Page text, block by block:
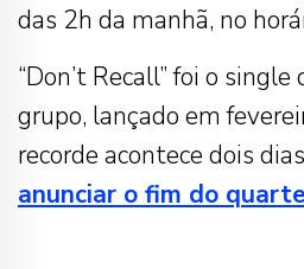
das 2h da manhã, no
“Don’t Recall” foi o
grupo, lançado em
recorde acontece dois dias
anunciar o fim do